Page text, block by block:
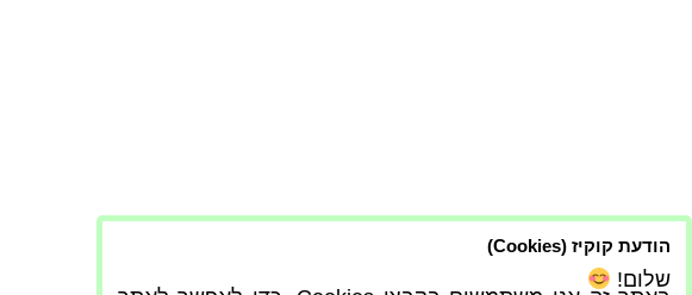
הודעת קוקיז (Cookies)
שלום!